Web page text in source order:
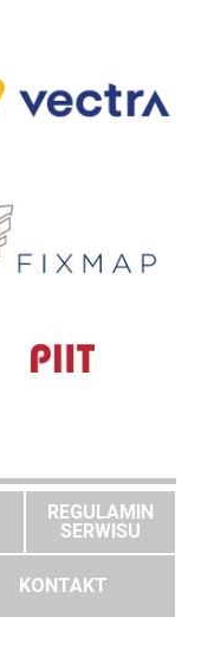
REGULAMIN
SERWISU
KONTAKT